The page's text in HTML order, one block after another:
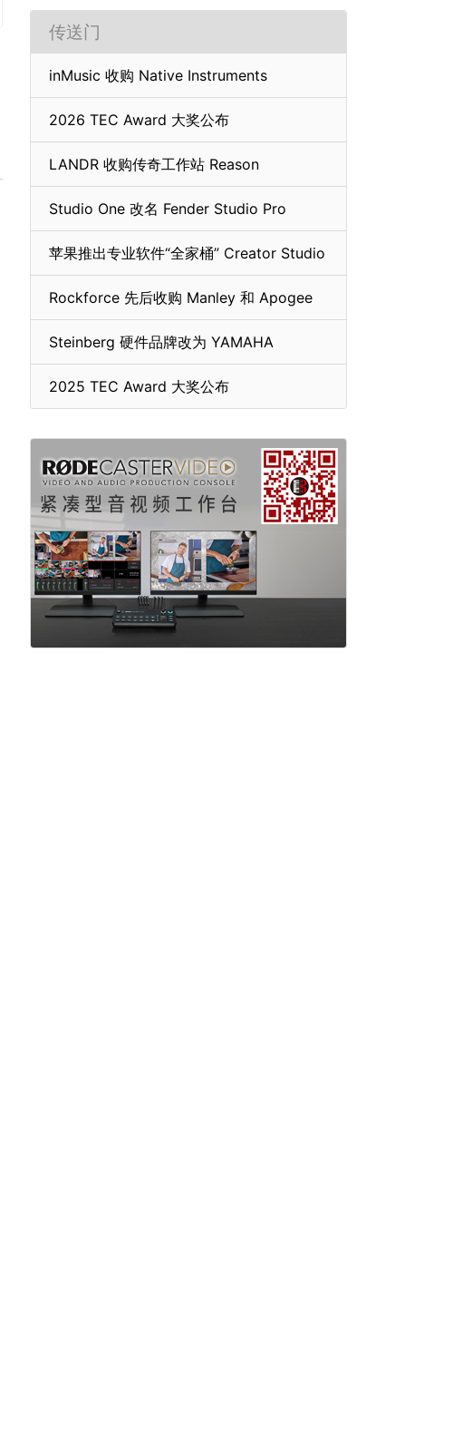
传送门
inMusic 收购 Native Instruments
2026 TEC Award 大奖公布
LANDR 收购传奇工作站 Reason
Studio One 改名 Fender Studio Pro
苹果推出专业软件“全家桶” Creator Studio
Rockforce 先后收购 Manley 和 Apogee
Steinberg 硬件品牌改为 YAMAHA
2025 TEC Award 大奖公布